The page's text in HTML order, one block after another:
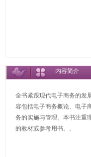
内容简介
全书紧跟现代电子商务的发
容包括电子商务概论、电子
务的实施与管理。本书注重
的教材或参考用书。。